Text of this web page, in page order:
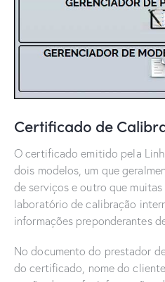
Certificado de
O certificado emitido pela
dois modelos, um que
de serviços e outro que
laboratório de calibração
informações preponderantes
No documento do prestador
do certificado, nome do